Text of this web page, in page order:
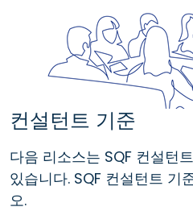
컨설턴트 기준
다음 리소스는 SQF 컨설턴
있습니다. SQF 컨설턴트 기
오.